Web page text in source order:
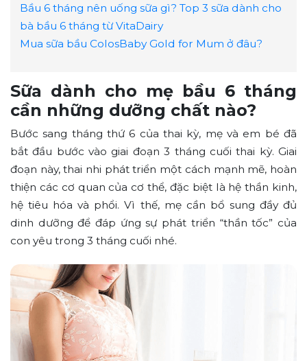
Bầu 6 tháng nên uống sữa gì? Top 3 sữa dành cho
bà bầu 6 tháng từ VitaDairy
Mua sữa bầu ColosBaby Gold for Mum ở đâu?
Sữa dành cho mẹ bầu 6 tháng
cần những dưỡng chất nào?
Bước sang tháng thứ 6 của thai kỳ, mẹ và em bé đã
bắt đầu bước vào giai đoạn 3 tháng cuối thai kỳ. Giai
đoạn này, thai nhi phát triển một cách mạnh mẽ, hoàn
thiện các cơ quan của cơ thể, đặc biệt là hệ thần kinh,
hệ tiêu hóa và phổi. Vì thế, mẹ cần bổ sung đầy đủ
dinh dưỡng để đáp ứng sự phát triển “thần tốc” của
con yêu trong 3 tháng cuối nhé.